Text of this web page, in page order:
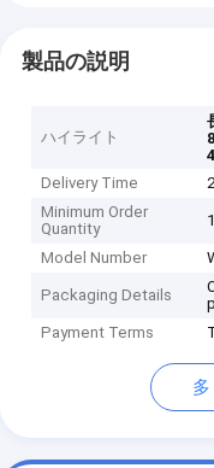
製品の説明
ハイライト
Delivery Time
Minimum Order
Quantity
Model Number
Packaging Details
Payment Terms